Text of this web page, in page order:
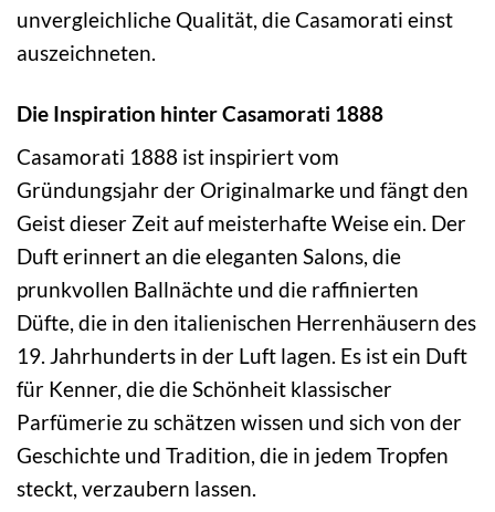
unvergleichliche Qualität, die Casamorati einst
auszeichneten.
Die Inspiration hinter Casamorati 1888
Casamorati 1888 ist inspiriert vom
Gründungsjahr der Originalmarke und fängt den
Geist dieser Zeit auf meisterhafte Weise ein. Der
Duft erinnert an die eleganten Salons, die
prunkvollen Ballnächte und die raffinierten
Düfte, die in den italienischen Herrenhäusern des
19. Jahrhunderts in der Luft lagen. Es ist ein Duft
für Kenner, die die Schönheit klassischer
Parfümerie zu schätzen wissen und sich von der
Geschichte und Tradition, die in jedem Tropfen
steckt, verzaubern lassen.